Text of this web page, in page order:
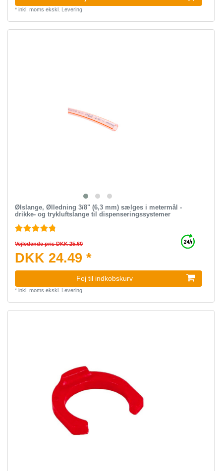
* inkl. moms ekskl. Levering
Ølslange, Ølledning 3/8" (6,3 mm) sælges i metermål -
drikke- og trykluftslange til dispenseringssystemer
Vejledende pris DKK 25.60
DKK 24.49 *
Foj til indkobskurv
* inkl. moms ekskl. Levering